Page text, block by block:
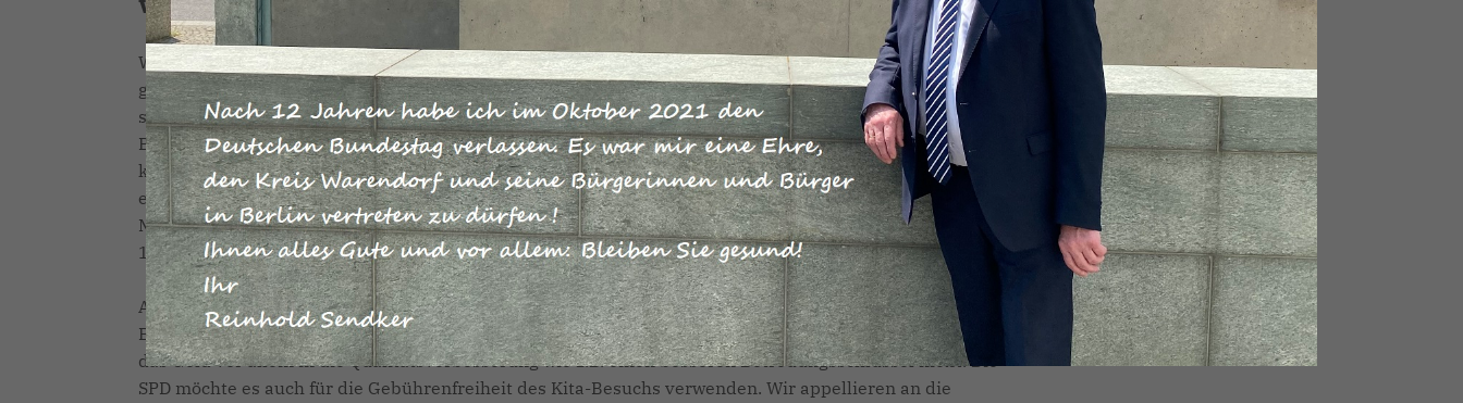
Wir haben in diesem Herbst viele konkrete Verbesserungen für die Bürger und unser Land auf den Weg
gebracht: Das Baukindergeld und die Anpassung des Mietrechts, um für bezahlbaren Wohnraum zu
sorgen. Wir investieren weiter massiv in die innere und äußere Sicherheit, Bundespolizei und
Bundeswehr bekommen mehr Geld. Wir entlasten die Bürgerinnen und Bürger, indem die gesetzlich
krankenversicherten Arbeitnehmer und Rentner künftig weniger Kassenbeiträge bezahlen; Familien
erhalten ab dem 1. Juli 2019 ein höheres Kindergeld, die kalte Progression bauen wir auch 2019 ab. Die
Mütterrente wird erhöht für Mütter, deren Kinder vor 1992 geboren wurden. Zudem sorgen wir für
13.000 neue Pflegestellen.
Auch in dieser Woche setzen wir die Politik konkreter Fortschritte mit dem Gute-Kita-Gesetz fort. Der
Bund stellt den Ländern insgesamt 5,5 Milliarden Euro bis 2022 zur Verfügung. Unser Ziel ist es, dass
das Geld vor allem in die Qualitätsverbesserung wie z.B. einen besseren Betreuungsschlüssel fließt. Die
SPD möchte es auch für die Gebührenfreiheit des Kita-Besuchs verwenden. Wir appellieren an die